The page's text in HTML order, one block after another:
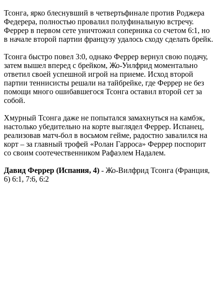
Тсонга, ярко блеснувший в четвертьфинале против Роджера
Федерера, полностью провалил полуфинальную встречу.
Феррер в первом сете уничтожил соперника со счетом 6:1, но
в начале второй партии французу удалось сходу сделать брейк.
Тсонга быстро повел 3:0, однако Феррер вернул свою подачу,
затем вышел вперед с брейком, Жо-Уилфрид моментально
ответил своей успешной игрой на приеме. Исход второй
партии теннисисты решали на тайбрейке, где Феррер не без
помощи много ошибавшегося Тсонга оставил второй сет за
собой.
Хмурный Тсонга даже не попытался замахнуться на камбэк,
настолько убедительно на корте выглядел Феррер. Испанец,
реализовав матч-бол в восьмом гейме, радостно завалился на
корт – за главный трофей «Ролан Гарроса» Феррер поспорит
со своим соотечественником Рафаэлем Надалем.
Давид Феррер (Испания, 4) - Жо-Вилфрид Тсонга (Франция,
6) 6:1, 7:6, 6:2